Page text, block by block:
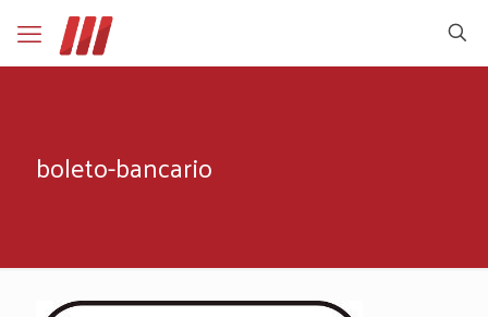
boleto-bancario